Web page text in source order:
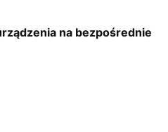
na bezpośrednie